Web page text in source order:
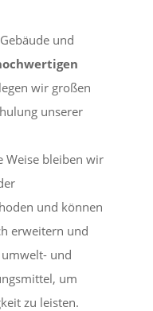
und
wir großen
unserer
Weise bleiben wir
und können
erweitern und
und
um
zu leisten.